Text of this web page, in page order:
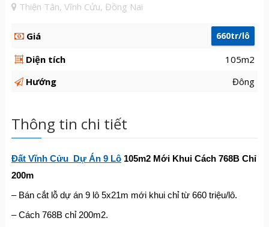
Thiện Tân, Vĩnh Cửu, Đồng Nai
Giá 660tr/lô
Diện tích
105m2
Hướng
Đông
Thông tin chi tiết
Đất Vĩnh Cửu Dự Án 9 Lô105m2 Mới Khui Cách 768B Chỉ
200m
– Bán cắt lỗ dự án 9 lô 5x21m mới khui chỉ từ 660 triệu/lô.
– Cách 768B chỉ 200m2.